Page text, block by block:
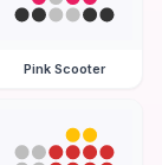
Pink Scooter